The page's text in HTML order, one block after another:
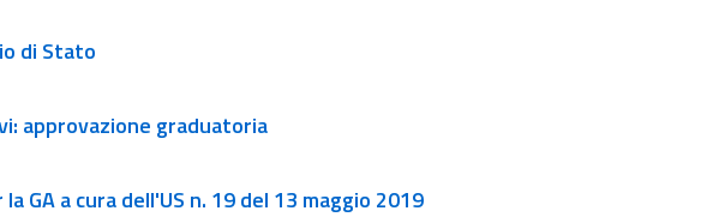
di Stato
approvazione graduatoria
GA a cura dell'US n. 19 del 13 maggio 2019